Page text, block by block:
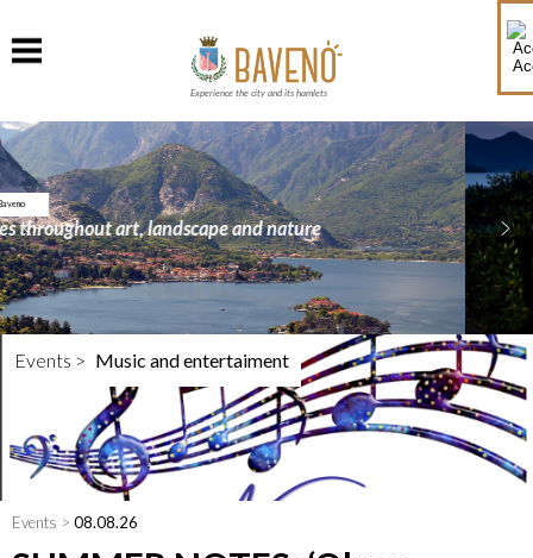
Experience the city and its hamlets
What's on in Baveno
Events > Music and entertaiment
Events > 08.08.26